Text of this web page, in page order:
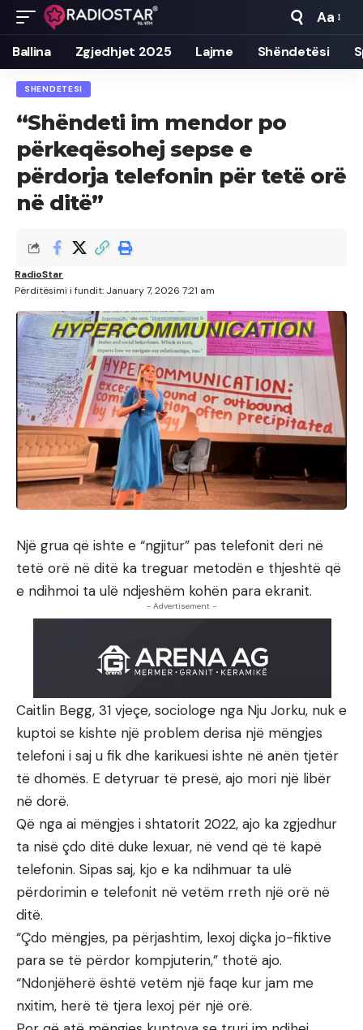
Font
Resizer
Aa
Ballina Zgjedhjet 2025 Lajme Shëndetësi
SHENDETESI
“Shëndeti im mendor po
përkeqësohej sepse e
përdorja telefonin për tetë orë
në ditë”
Përditësimi i fundit: January 7, 2026 7:21 am
RadioStar
Një grua që ishte e “ngjitur” pas telefonit deri në
tetë orë në ditë ka treguar metodën e thjeshtë që
e ndihmoi ta ulë ndjeshëm kohën para ekranit.
- Advertisement -
Caitlin Begg, 31 vjeçe, sociologe nga Nju Jorku, nuk e
kuptoi se kishte një problem derisa një mëngjes
telefoni i saj u fik dhe karikuesi ishte në anën tjetër
të dhomës. E detyruar të presë, ajo mori një libër
në dorë.
Që nga ai mëngjes i shtatorit 2022, ajo ka zgjedhur
ta nisë çdo ditë duke lexuar, në vend që të kapë
telefonin. Sipas saj, kjo e ka ndihmuar ta ulë
përdorimin e telefonit në vetëm rreth një orë në
ditë.
“Çdo mëngjes, pa përjashtim, lexoj diçka jo-fiktive
para se të përdor kompjuterin,” thotë ajo.
“Ndonjëherë është vetëm një faqe kur jam me
nxitim, herë të tjera lexoj për një orë.